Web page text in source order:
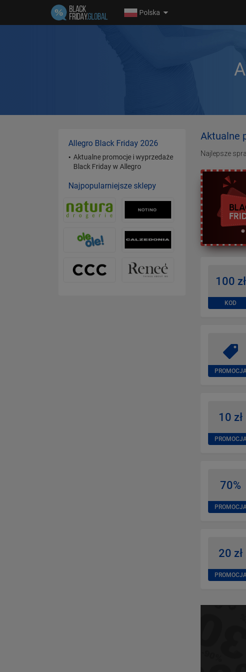
Polska
Aktualne
Najlepsze
100 zł
KOD
10 zł
70%
20 zł
Allegro Black Friday 2026
Aktualne promocje i wyprzedaże
Black Friday w Allegro
Najpopularniejsze sklepy